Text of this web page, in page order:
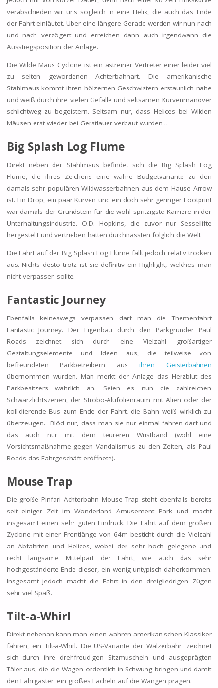
verabschieden wir uns sogleich in eine Helix, die auch das Ende
der Fahrt einläutet. Über eine längere Gerade werden wir nun nach
und nach verzögert und erreichen dann auch irgendwann die
Ausstiegsposition der Anlage.
Die Wilde Maus Cyclone ist ein astreiner Vertreter einer leider viel
zu selten gewordenen Achterbahnart. Die amerikanische
Stahlmaus kommt ihren hölzernen Geschwistern erstaunlich nahe
und weiß durch ihre vielen Gefälle und seltsamen Kurvenmanöver
schlichtweg zu begeistern. Seltsam nur, dass Helices bei Wilden
Mäusen erst wieder bei Gerstlauer verbaut wurden…
Big Splash Log Flume
Direkt neben der Stahlmaus befindet sich die Big Splash Log
Flume, die ihres Zeichens eine wahre Budgetvariante zu den
damals sehr populären Wildwasserbahnen aus dem Hause Arrow
ist. Ein Drop, ein paar Kurven und ein doch sehr geringer Footprint
war damals der Grundstein für die wohl spritzigste Karriere in der
Unterhaltungsindustrie. O.D. Hopkins, die zuvor nur Sessellifte
hergestellt und vertrieben hatten durchnässten folglich die Welt.
Die Fahrt auf der Big Splash Log Flume fällt jedoch relativ trocken
aus. Nichts desto trotz ist sie definitiv ein Highlight, welches man
nicht verpassen sollte.
Fantastic Journey
Ebenfalls keineswegs verpassen darf man die Themenfahrt
Fantastic Journey. Der Eigenbau durch den Parkgründer Paul
Roads zeichnet sich durch eine Vielzahl großartiger
Gestaltungselemente und Ideen aus, die teilweise von
befreundeten Parkbetreibern aus ihren Geisterbahnen
übernommen wurden. Man merkt der Anlage das Herzblut des
Parkbesitzers wahrlich an. Seien es nun die zahlreichen
Schwarzlichtszenen, der Strobo-Alufolienraum mit Alien oder der
kollidierende Bus zum Ende der Fahrt, die Bahn weiß wirklich zu
überzeugen. Blöd nur, dass man sie nur einmal fahren darf und
das auch nur mit dem teureren Wristband (wohl eine
Vorsichtsmaßnahme gegen Vandalismus zu den Zeiten, als Paul
Roads das Fahrgeschäft eröffnete).
Mouse Trap
Die große Pinfari Achterbahn Mouse Trap steht ebenfalls bereits
seit einiger Zeit im Wonderland Amusement Park und macht
insgesamt einen sehr guten Eindruck. Die Fahrt auf dem großen
Zyclone mit einer Frontlänge von 64m besticht durch die Vielzahl
an Abfahrten und Helices, wobei der sehr hoch gelegene und
recht langsame Mittelpart der Fahrt, wie auch das sehr
hochgeständerte Ende dieser, ein wenig untypisch daherkommen.
Insgesamt jedoch macht die Fahrt in den dreigliedrigen Zügen
sehr viel Spaß.
Tilt-a-Whirl
Direkt nebenan kann man einen wahren amerikanischen Klassiker
fahren, ein Tilt-a-Whirl. Die US-Variante der Walzerbahn zeichnet
sich durch ihre drehfreudigen Sitzmuscheln und ausgeprägten
Täler aus, die die Wagen ordentlich in Schwung bringen und damit
den Fahrgästen ein großes Lächeln auf die Wangen prägen.